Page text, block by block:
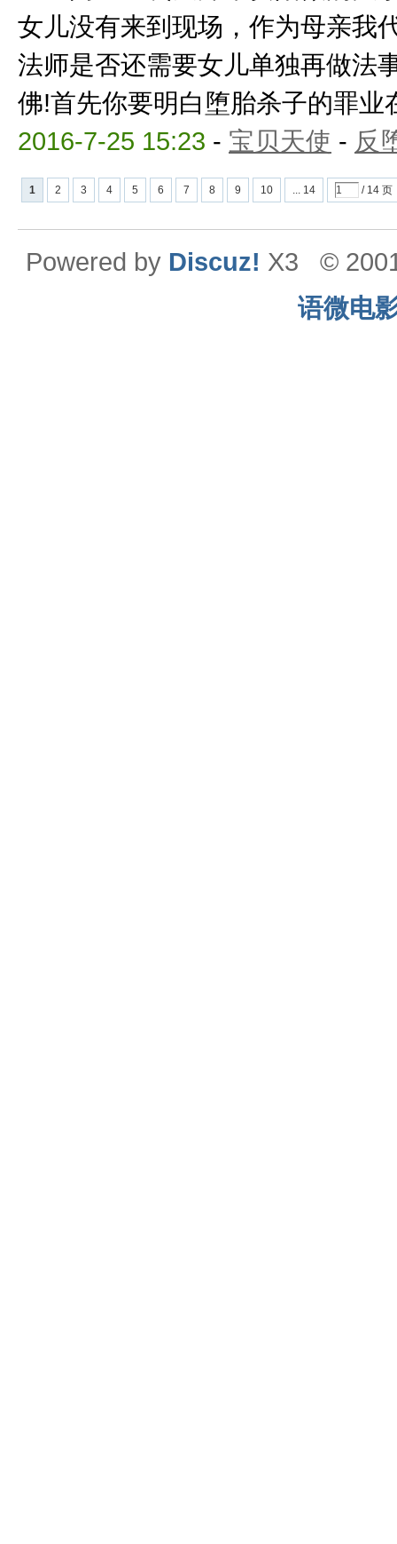
女儿没有来到现场，作为母亲我
法师是否还需要女儿单独再做
佛!首先你要明白堕胎杀子的罪业
2016-7-25 15:23 - 宝贝天使 - 反
1 2 3 4 5 6 7 8 9 10 ... 14 / 14 页
Powered by Discuz! X3
©
语微电